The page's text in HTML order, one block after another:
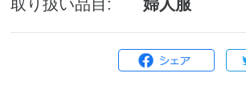
取り扱い品目
婦人服